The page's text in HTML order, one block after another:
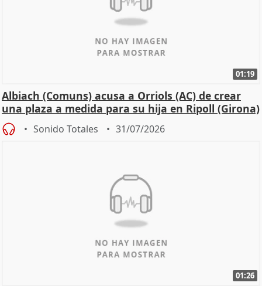
01:19
Albiach (Comuns) acusa a Orriols (AC) de crear
una plaza a medida para su hija en Ripoll (Girona)
Sonido Totales 31/07/2026
01:26